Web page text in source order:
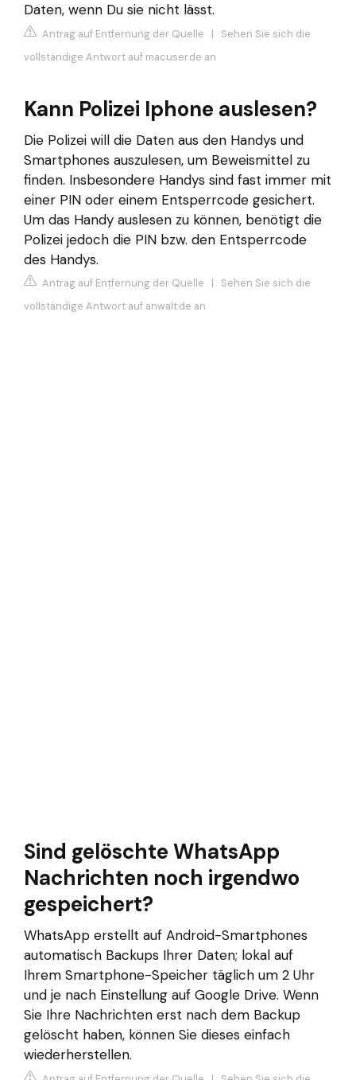
Daten, wenn Du sie nicht lässt.
Antrag auf Entfernung der Quelle | Sehen Sie sich die
vollständige Antwort auf macuser.de an
Kann Polizei Iphone auslesen?
Die Polizei will die Daten aus den Handys und
Smartphones auszulesen, um Beweismittel zu
finden. Insbesondere Handys sind fast immer mit
einer PIN oder einem Entsperrcode gesichert.
Um das Handy auslesen zu können, benötigt die
Polizei jedoch die PIN bzw. den Entsperrcode
des Handys.
Antrag auf Entfernung der Quelle | Sehen Sie sich die
vollständige Antwort auf anwalt.de an
Sind gelöschte WhatsApp
Nachrichten noch irgendwo
gespeichert?
WhatsApp erstellt auf Android-Smartphones
automatisch Backups Ihrer Daten; lokal auf
Ihrem Smartphone-Speicher täglich um 2 Uhr
und je nach Einstellung auf Google Drive. Wenn
Sie Ihre Nachrichten erst nach dem Backup
gelöscht haben, können Sie dieses einfach
wiederherstellen.